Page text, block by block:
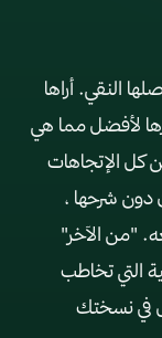
النقي. أراها
لأفضل مما هي
كل الإتجاهات
دون شرحها ،
"من الآخر"
التي تخاطب
في نسختك